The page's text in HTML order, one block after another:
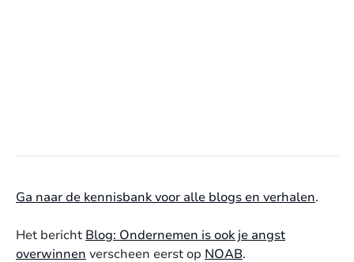
overwinnenverscheen eerst opNOAB.